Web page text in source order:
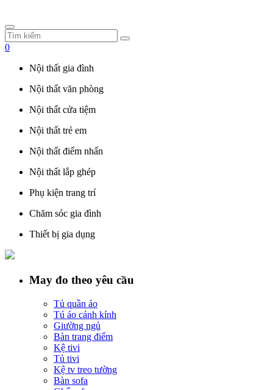
0
Nội thất gia đình
Nội thất văn phòng
Nội thất cửa tiệm
Nội thất trẻ em
Nội thất điểm nhấn
Nội thất lắp ghép
Phụ kiện trang trí
Chăm sóc gia đình
Thiết bị gia dụng
May đo theo yêu cầu
Tủ quần áo
Tú áo cánh kính
Giường ngủ
Bàn trang điểm
Kệ tivi
Tủ tivi
Kệ tv treo tường
Bàn sofa